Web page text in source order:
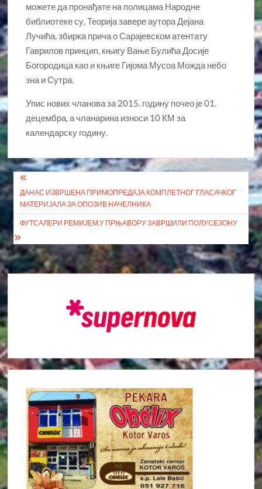
можете да пронађате на полицама Народне
библиотеке су, Теорија завере аутора Дејана
Лучића, збирка прича о Сарајевском атентату
Гаврилов принцип, књигу Вање Булића Досије
Богородица као и књиге Гијома Мусоа Можда небо
зна и Сутра.
Упис нових чланова за 2015. годину почео је 01.
децембра, а чланарина износи 10 КМ за
календарску годину.
Кретање
чланка
ДАНАС ИЗВРШЕНА ПРИМОПРЕДАЈА КОМПЛЕТНОГ ГЛАСАЧКОГ
МАТЕРИЈАЛА ЗА ОПОЗИВ НАЧЕЛНИКА
ФУТСАЛЕРИ РЕМИЈЕМ У ПРЊАВОРУ ЗАВРШИЛИ ПОЛУСЕЗОНУ